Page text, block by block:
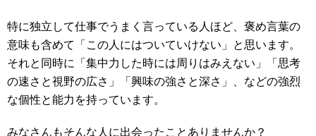
特に独立して仕事でうまく言っている人ほど、褒め言葉の
意味も含めて「この人にはついていけない」と思います。
それと同時に「集中力した時には周りはみえない」「思考
の速さと視野の広さ」「興味の強さと深さ」、などの強烈
な個性と能力を持っています。
みなさんもそんな人に出会ったことありませんか？